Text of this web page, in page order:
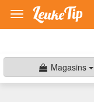
Toggle
navigation
Magasins